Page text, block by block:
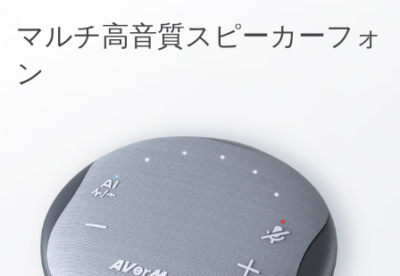
マルチ高音質スピーカーフォ
ン